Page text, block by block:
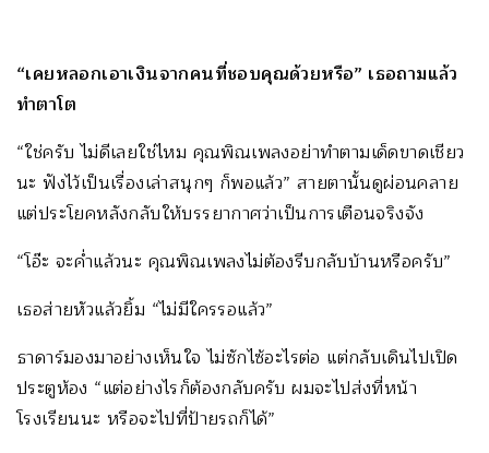
“เคยหลอกเอาเงินจากคนที่ชอบคุณด้วยหรือ” เธอถามแล้ว
ทำตาโต
“ใช่ครับ ไม่ดีเลยใช่ไหม คุณพิณเพลงอย่าทำตามเด็ดขาดเชียว
นะ ฟังไว้เป็นเรื่องเล่าสนุกๆ ก็พอแล้ว” สายตานั้นดูผ่อนคลาย
แต่ประโยคหลังกลับให้บรรยากาศว่าเป็นการเตือนจริงจัง
“โอ๊ะ จะค่ำแล้วนะ คุณพิณเพลงไม่ต้องรีบกลับบ้านหรือครับ”
เธอส่ายหัวแล้วยิ้ม “ไม่มีใครรอแล้ว”
ธาดาร์มองมาอย่างเห็นใจ ไม่ซักไซ้อะไรต่อ แต่กลับเดินไปเปิด
ประตูห้อง “แต่อย่างไรก็ต้องกลับครับ ผมจะไปส่งที่หน้า
โรงเรียนนะ หรือจะไปที่ป้ายรถก็ได้”